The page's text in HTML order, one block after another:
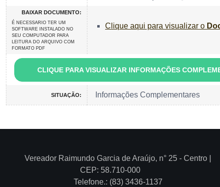
BAIXAR DOCUMENTO:
É NECESSARIO TER UM
SOFTWARE INSTALADO NO
SEU COMPUTADOR PARA
LEITURA DO ARQUIVO COM
FORMATO PDF
Clique aqui para visualizar o
CLIQUE PARA VISUALIZAR INFORMAÇÕES
SITUAÇÃO: Informações Complementares
Vereador Raimundo Garcia de Araújo, n° 25 - Centro |
CEP: 58.710-000
Telefone.: (83) 3436-1137